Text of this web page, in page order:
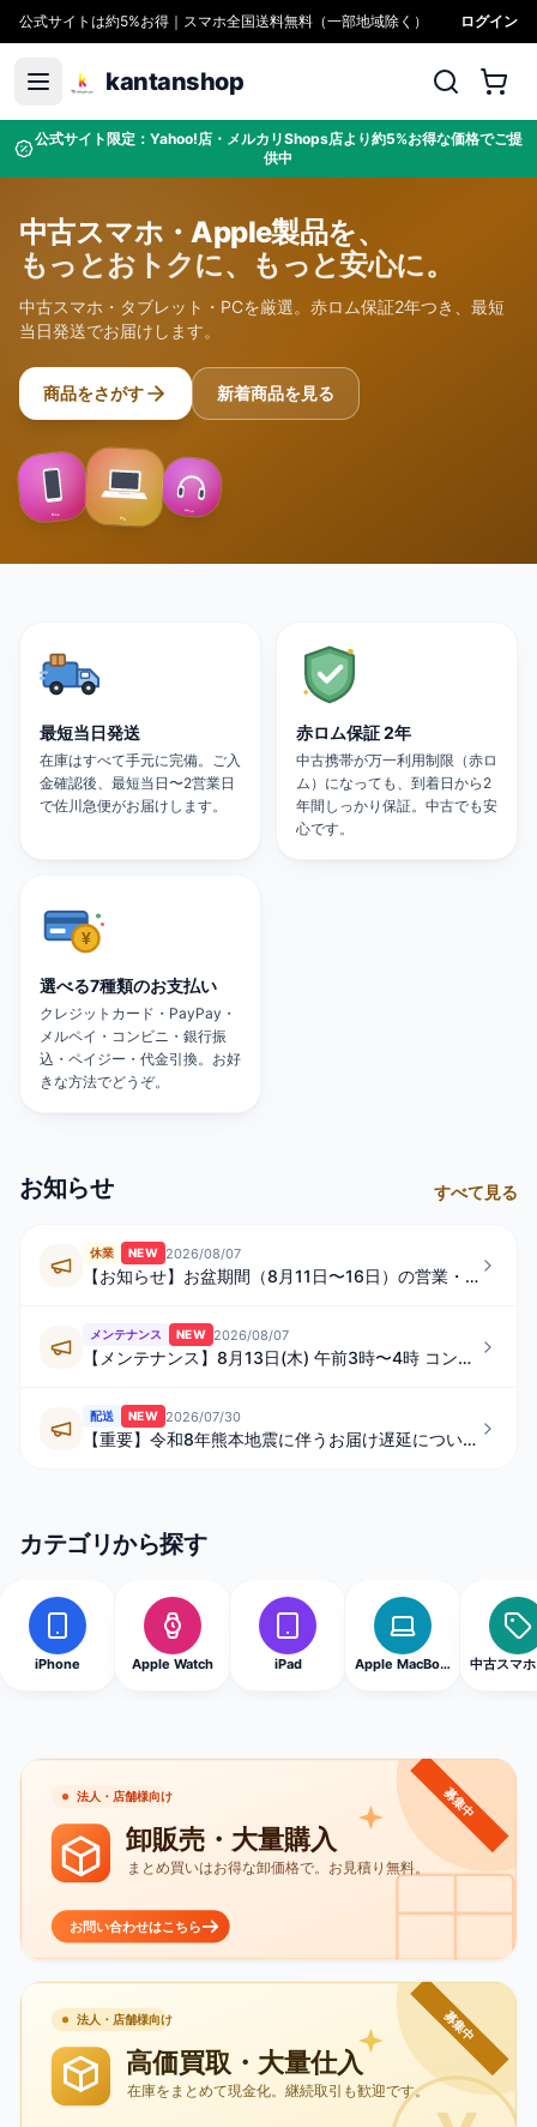
公式サイトは約5%お得｜スマホ全国送料無料（一部地域除く） ログイン
kantanshop
公式サイト限定：Yahoo!店・メルカリShops店より約5%お得な価格でご提
供中
中古スマホ・Apple製品を、
もっとおトクに、もっと安心に。
中古スマホ・タブレット・PCを厳選。赤ロム保証2年つき、最短
当日発送でお届けします。
商品をさがす 新着商品を見る
Max
Pro
Sound
最短当日発送
在庫はすべて手元に完備。ご入
金確認後、最短当日〜2営業日
で佐川急便がお届けします。
赤ロム保証 2年
中古携帯が万一利用制限（赤ロ
ム）になっても、到着日から2
年間しっかり保証。中古でも安
心です。
選べる7種類のお支払い
クレジットカード・PayPay・
メルペイ・コンビニ・銀行振
込・ペイジー・代金引換。お好
きな方法でどうぞ。
お知らせ すべて見る
休業 NEW 2026/08/07
【お知らせ】お盆期間（8月11日〜16日）の営業・発送スケジュールについて
メンテナンス NEW 2026/08/07
【メンテナンス】8月13日(木) 午前3時〜4時 コンビニ払い・ペイジーの一時的なご利用制限について
配送 NEW 2026/07/30
【重要】令和8年熊本地震に伴うお届け遅延について
カテゴリから探す
iPhone Apple Watch iPad Apple MacBook